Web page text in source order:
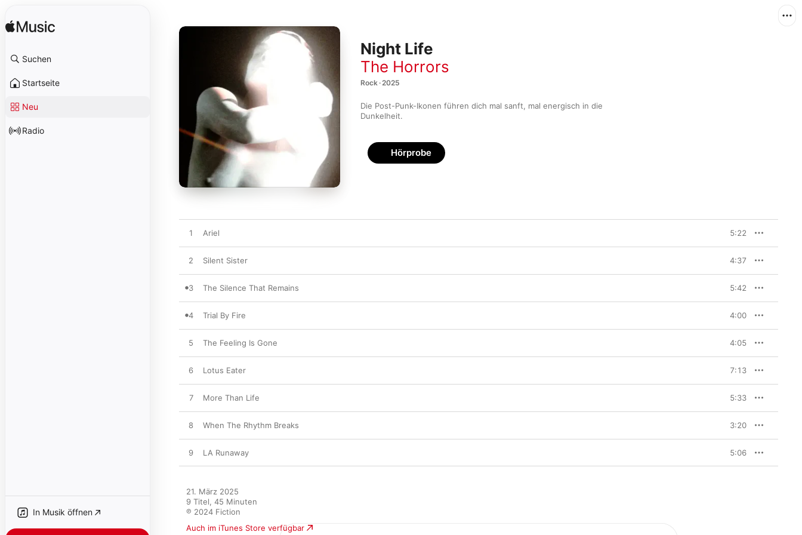
Suchen
Startseite
Neu
Radio
In Musik öffnen
Night Life
The Horrors
Rock · 2025
Die Post-Punk-Ikonen führen dich mal sanft, mal energisch in die
Dunkelheit.
Hörprobe
1 Ariel 5:22
2 Silent Sister 4:37
3 The Silence That Remains 5:42
4 Trial By Fire 4:00
5 The Feeling Is Gone 4:05
6 Lotus Eater 7:13
7 More Than Life 5:33
8 When The Rhythm Breaks 3:20
9 LA Runaway 5:06
21. März 2025
9 Titel, 45 Minuten
℗ 2024 Fiction
Auch im iTunes Store verfügbar